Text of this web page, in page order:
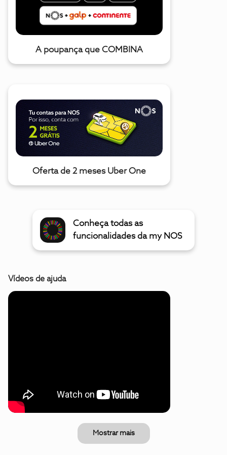
A poupança que COMBINA
Oferta de 2 meses Uber One
Conheça todas as
funcionalidades da my NOS
Vídeos de ajuda
Mostrar mais